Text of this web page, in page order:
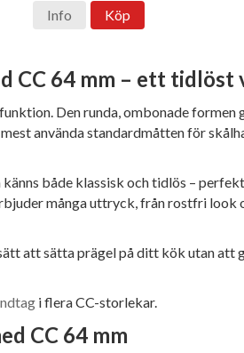
Info Köp
CC 64 mm – ett tidlöst
Den runda, ombonade
använda standardmåtten för
både klassisk och tidlös –
många uttryck, från rostfri
att sätta prägel på ditt kök utan
i flera CC-storlekar.
CC 64 mm